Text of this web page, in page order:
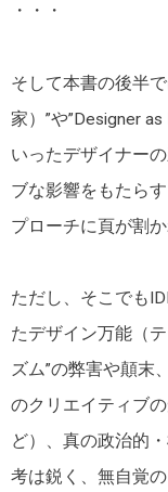
・・・
そして本書の後半
家）”や”Designer
いったデザイナー
ブな影響をもたら
プローチに頁が割か
ただし、そこでも
たデザイン万能（
ズム”の弊害や顛末
のクリエイティブ
ど）、真の政治的
考は鋭く、無自覚